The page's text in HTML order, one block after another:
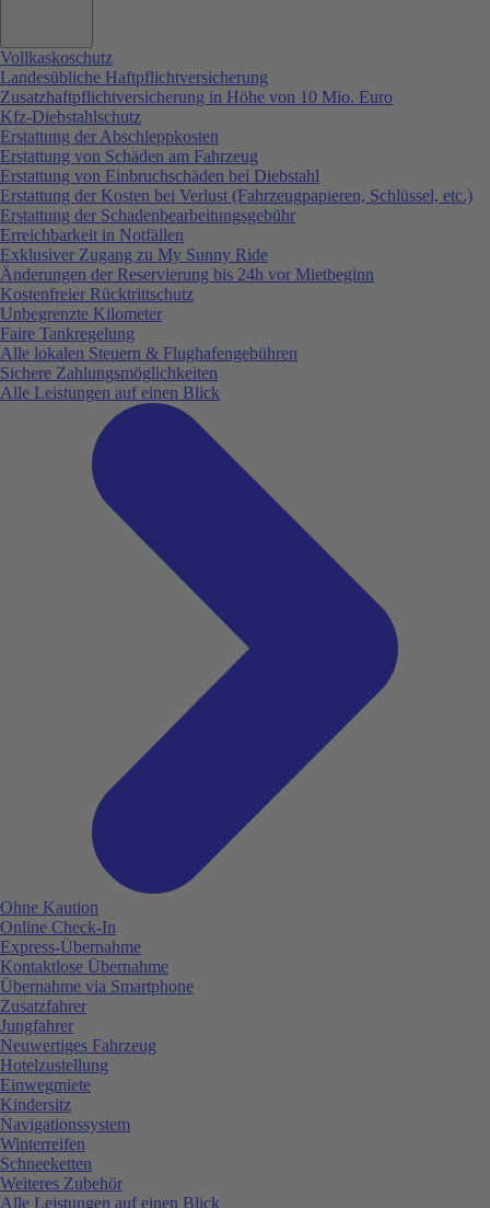
Vollkaskoschutz
Landesübliche Haftpflichtversicherung
Zusatzhaftpflichtversicherung in Höhe von 10 Mio. Euro
Kfz-Diebstahlschutz
Erstattung der Abschleppkosten
Erstattung von Schäden am Fahrzeug
Erstattung von Einbruchschäden bei Diebstahl
Erstattung der Kosten bei Verlust (Fahrzeugpapieren, Schlüssel, etc.)
Erstattung der Schadenbearbeitungsgebühr
Erreichbarkeit in Notfällen
Exklusiver Zugang zu My Sunny Ride
Änderungen der Reservierung bis 24h vor Mietbeginn
Kostenfreier Rücktrittschutz
Unbegrenzte Kilometer
Faire Tankregelung
Alle lokalen Steuern & Flughafengebühren
Sichere Zahlungsmöglichkeiten
Alle Leistungen auf einen Blick
Ohne Kaution
Online Check-In
Express-Übernahme
Kontaktlose Übernahme
Übernahme via Smartphone
Zusatzfahrer
Jungfahrer
Neuwertiges Fahrzeug
Hotelzustellung
Einwegmiete
Kindersitz
Navigationssystem
Winterreifen
Schneeketten
Weiteres Zubehör
Alle Leistungen auf einen Blick